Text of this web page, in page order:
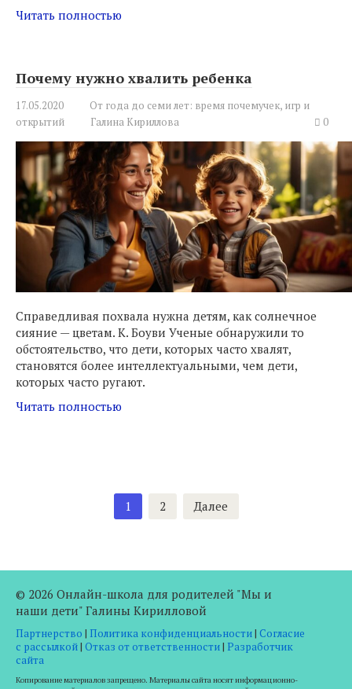
Читать полностью
Почему нужно хвалить ребенка
17.05.2020
От года до семи лет: время почемучек, игр и
открытий
Галина Кириллова 0
Справедливая похвала нужна детям, как солнечное
сияние — цветам. К. Боуви Ученые обнаружили то
обстоятельство, что дети, которых часто хвалят,
становятся более интеллектуальными, чем дети,
которых часто ругают.
Читать полностью
1 2 Далее
© 2026 Онлайн-школа для родителей "Мы и
наши дети" Галины Кирилловой
Партнерство | Политика конфиденциальности| Согласие
с рассылкой| Отказ от ответственности| Разработчик
сайта
Копирование материалов запрещено. Материалы сайта носят информационно-